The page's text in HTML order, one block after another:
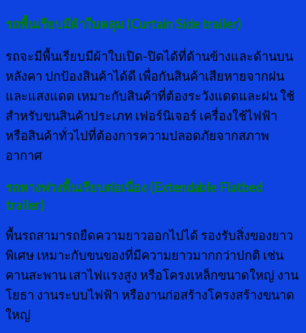
รถพื้นเรียบมีผ้าใบคลุม (Curtain Side trailer)
รถจะมีพื้นเรียบมีผ้าใบเปิด-ปิดได้ที่ด้านข้างและด้านบน
หลังคา ปกป้องสินค้าได้ดี เพื่อกันสินค้าเสียหายจากฝน
และแสงแดด เหมาะกับสินค้าที่ต้องระวังแดดและฝน ใช้
สำหรับขนสินค้าประเภท เฟอร์นิเจอร์ เครื่องใช้ไฟฟ้า
หรือสินค้าทั่วไปที่ต้องการความปลอดภัยจากสภาพ
อากาศ
รถหางพ่วงพื้นเรียบต่อเนื่อง (Extendable Flatbed
trailer)
พื้นรถสามารถยืดความยาวออกไปได้ รองรับสิ่งของยาว
พิเศษ เหมาะกับขนของที่มีความยาวมากกว่าปกติ เช่น
คานสะพาน เสาไฟแรงสูง หรือโครงเหล็กขนาดใหญ่ งาน
โยธา งานระบบไฟฟ้า หรืองานก่อสร้างโครงสร้างขนาด
ใหญ่